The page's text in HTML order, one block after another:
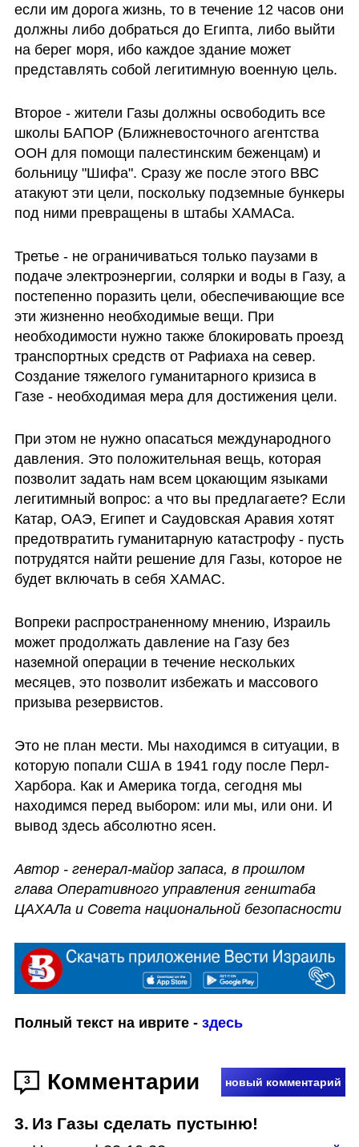
если им дорога жизнь, то в течение 12 часов они
должны либо добраться до Египта, либо выйти
на берег моря, ибо каждое здание может
представлять собой легитимную военную цель.
Второе - жители Газы должны освободить все
школы БАПОР (Ближневосточного агентства
ООН для помощи палестинским беженцам) и
больницу "Шифа". Сразу же после этого ВВС
атакуют эти цели, поскольку подземные бункеры
под ними превращены в штабы ХАМАСа.
Третье - не ограничиваться только паузами в
подаче электроэнергии, солярки и воды в Газу, а
постепенно поразить цели, обеспечивающие все
эти жизненно необходимые вещи. При
необходимости нужно также блокировать проезд
транспортных средств от Рафиаха на север.
Создание тяжелого гуманитарного кризиса в
Газе - необходимая мера для достижения цели.
При этом не нужно опасаться международного
давления. Это положительная вещь, которая
позволит задать нам всем цокающим языками
легитимный вопрос: а что вы предлагаете? Если
Катар, ОАЭ, Египет и Саудовская Аравия хотят
предотвратить гуманитарную катастрофу - пусть
потрудятся найти решение для Газы, которое не
будет включать в себя ХАМАС.
Вопреки распространенному мнению, Израиль
может продолжать давление на Газу без
наземной операции в течение нескольких
месяцев, это позволит избежать и массового
призыва резервистов.
Это не план мести. Мы находимся в ситуации, в
которую попали США в 1941 году после Перл-
Харбора. Как и Америка тогда, сегодня мы
находимся перед выбором: или мы, или они. И
вывод здесь абсолютно ясен.
Автор - генерал-майор запаса, в прошлом
глава Оперативного управления генштаба
ЦАХАЛа и Совета национальной безопасности
Полный текст на иврите - здесь
3 Комментарии новый комментарий
3. Из Газы сделать пустыню!